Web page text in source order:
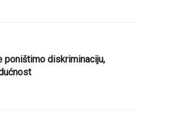
poništimo diskriminaciju,